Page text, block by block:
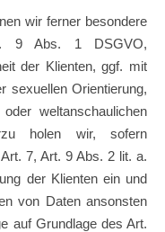
wir ferner besondere
9 Abs. 1 DSGVO,
der Klienten, ggf. mit
sexuellen Orientierung,
weltanschaulichen
holen wir, sofern
7, Art. 9 Abs. 2 lit. a.
der Klienten ein und
von Daten ansonsten
auf Grundlage des Art.